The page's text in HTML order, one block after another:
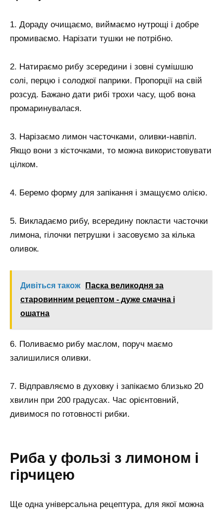
1. Дораду очищаємо, виймаємо нутрощі і добре
промиваємо. Нарізати тушки не потрібно.
2. Натираємо рибу зсередини і зовні сумішшю
солі, перцю і солодкої паприки. Пропорції на свій
розсуд. Бажано дати рибі трохи часу, щоб вона
промаринувалася.
3. Нарізаємо лимон часточками, оливки-навпіл.
Якщо вони з кісточками, то можна використовувати
цілком.
4. Беремо форму для запікання і змащуємо олією.
5. Викладаємо рибу, всередину покласти часточки
лимона, гілочки петрушки і засовуємо за кілька
оливок.
Дивіться також
Паска великодня за
старовинним рецептом - дуже смачна і
ошатна
6. Поливаємо рибу маслом, поруч маємо
залишилися оливки.
7. Відправляємо в духовку і запікаємо близько 20
хвилин при 200 градусах. Час орієнтовний,
дивимося по готовності рибки.
Риба у фользі з лимоном і
гірчицею
Ще одна універсальна рецептура, для якої можна